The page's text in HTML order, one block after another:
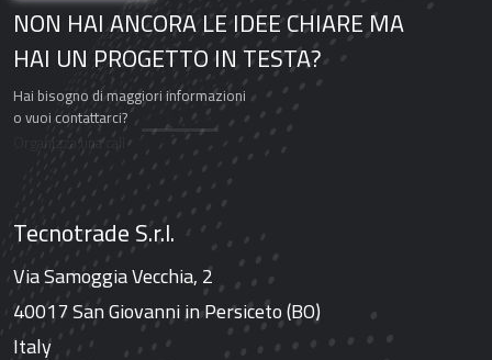
NON HAI ANCORA LE IDEE CHIARE MA
HAI UN PROGETTO IN TESTA?
Hai bisogno di maggiori informazioni
o vuoi contattarci?
Organizza una call
Tecnotrade S.r.l.
Via Samoggia Vecchia, 2
40017 San Giovanni in Persiceto (BO)
Italy